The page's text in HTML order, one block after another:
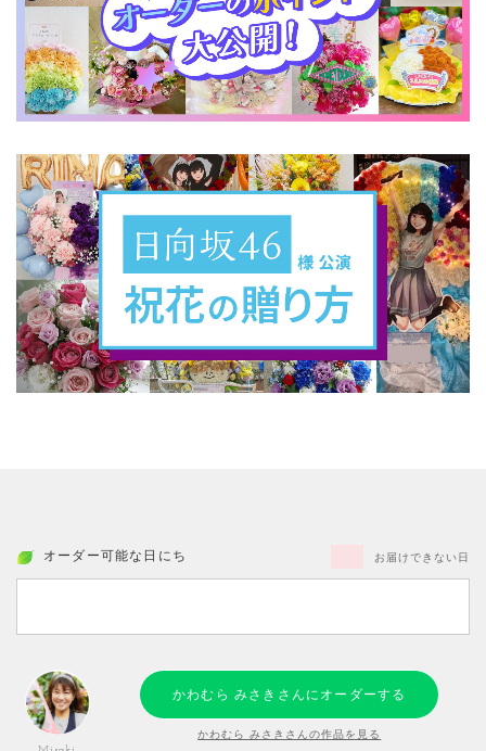
オーダー可能な日にち お届けできない日
かわむら みさきさんにオーダーする
かわむら みさきさんの作品を見る